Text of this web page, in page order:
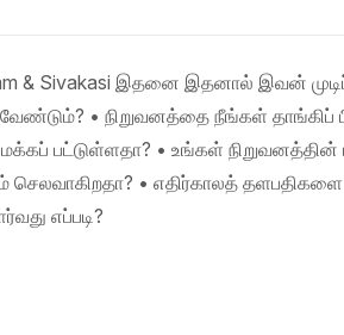
& Sivakasi இதனை இதனால் இவன்
• நிறுவனத்தை நீங்கள் தாங்கிப்
பட்டுள்ளதா? • உங்கள்
செலவாகிறதா? • எதிர்காலத்
எப்படி?